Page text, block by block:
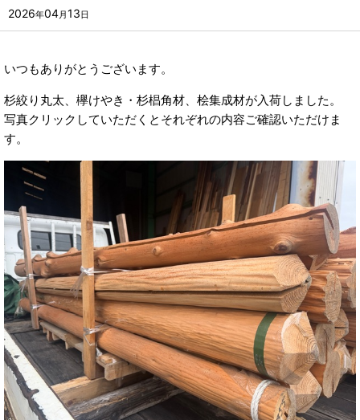
2026年04月13日
いつもありがとうございます。
杉絞り丸太、欅けやき・杉椙角材、桧集成材が入荷しました。
写真クリックしていただくとそれぞれの内容ご確認いただけま
す。